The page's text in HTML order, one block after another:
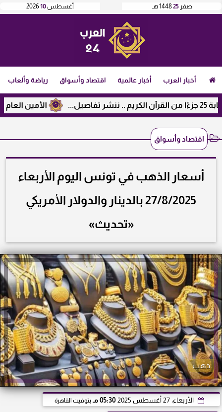
أغسطس10
2026 صفر 251448 هـ
أخبار العرب أخبار عالمية اقتصاد وأسواق رياضة وألعاب
الأمين العام لرابطة
اقتصاد وأسواق
أسعار الذهب في تونس اليوم الأربعاء
27/8/2025 بالدينار والدولار الأمريكي
«تحديث»
ذهب
الأربعاء، 27 أغسطس 2025 05:30 مـ بتوقيت القاهرة